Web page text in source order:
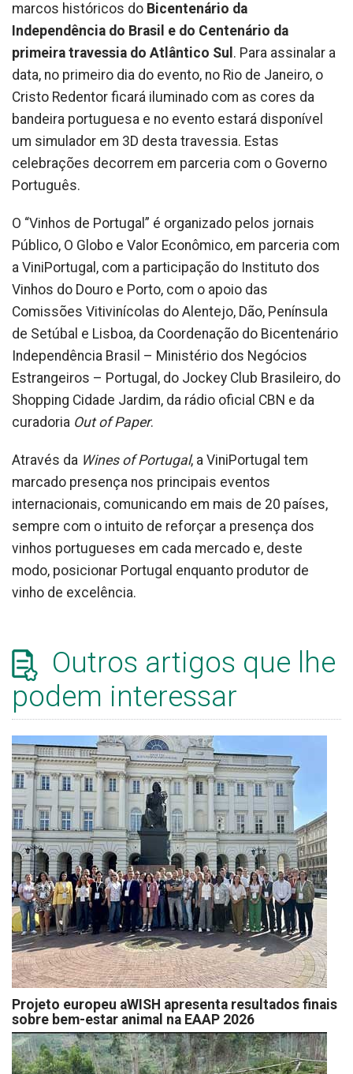
marcos históricos do Bicentenário da
Independência do Brasil e do Centenário da
primeira travessia do Atlântico Sul . Para assinalar a
data, no primeiro dia do evento, no Rio de Janeiro, o
Cristo Redentor ficará iluminado com as cores da
bandeira portuguesa e no evento estará disponível
um simulador em 3D desta travessia. Estas
celebrações decorrem em parceria com o Governo
Português.
O “Vinhos de Portugal” é organizado pelos jornais
Público, O Globo e Valor Econômico, em parceria com
a ViniPortugal, com a participação do Instituto dos
Vinhos do Douro e Porto, com o apoio das
Comissões Vitivinícolas do Alentejo, Dão, Península
de Setúbal e Lisboa, da Coordenação do Bicentenário
Independência Brasil – Ministério dos Negócios
Estrangeiros – Portugal, do Jockey Club Brasileiro, do
Shopping Cidade Jardim, da rádio oficial CBN e da
curadoria Out of Paper.
Através da Wines of Portugal, a ViniPortugal tem
marcado presença nos principais eventos
internacionais, comunicando em mais de 20 países,
sempre com o intuito de reforçar a presença dos
vinhos portugueses em cada mercado e, deste
modo, posicionar Portugal enquanto produtor de
vinho de excelência.
Outros artigos que lhe
podem interessar
Projeto europeu aWISH apresenta resultados finais
sobre bem-estar animal na EAAP 2026